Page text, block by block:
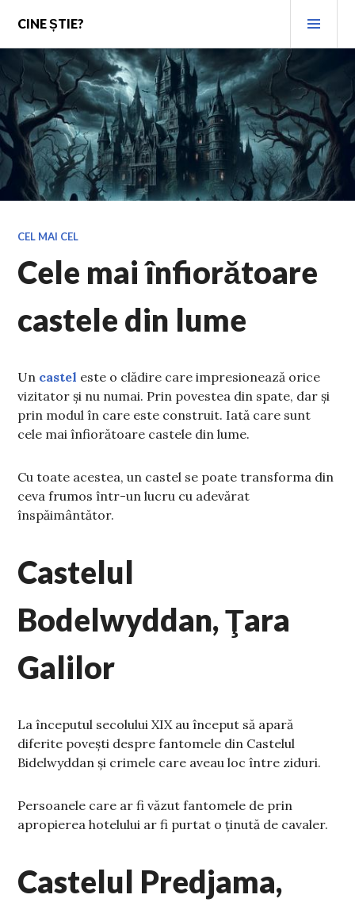
content
CINE ȘTIE?
CEL MAI CEL
Cele mai înfiorătoare
castele din lume
Un castel este o clădire care impresionează orice
vizitator și nu numai. Prin povestea din spate, dar și
prin modul în care este construit. Iată care sunt
cele mai înfiorătoare castele din lume.
Cu toate acestea, un castel se poate transforma din
ceva frumos într-un lucru cu adevărat
înspăimântător.
Castelul
Bodelwyddan, Ţara
Galilor
La începutul secolului XIX au început să apară
diferite povești despre fantomele din Castelul
Bidelwyddan și crimele care aveau loc între ziduri.
Persoanele care ar fi văzut fantomele de prin
apropierea hotelului ar fi purtat o ținută de cavaler.
Castelul Predjama,